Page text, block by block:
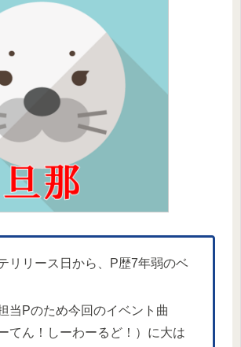
リリース日から、P歴7年弱のベ
当Pのため今回のイベント曲
てん！しーわーるど！）に大は